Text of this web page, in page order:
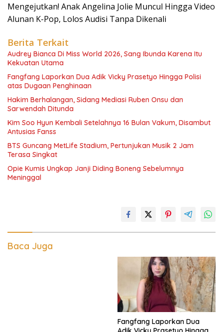
Mengejutkan! Anak Angelina Jolie Muncul Hingga Video
Alunan K-Pop, Lolos Audisi Tanpa Dikenali
Berita Terkait
Audrey Bianca Di Miss World 2026, Sang Ibunda Karena Itu
Kekuatan Utama
Fangfang Laporkan Dua Adik Vicky Prasetyo Hingga Polisi
atas Dugaan Penghinaan
Hakim Berhalangan, Sidang Mediasi Ruben Onsu dan
Sarwendah Ditunda
Kim Soo Hyun Kembali Setelahnya 16 Bulan Vakum, Disambut
Antusias Fanss
BTS Guncang MetLife Stadium, Pertunjukan Musik 2 Jam
Terasa Singkat
Opie Kumis Ungkap Janji Diding Boneng Sebelumnya
Meninggal
Baca Juga
Fangfang Laporkan Dua